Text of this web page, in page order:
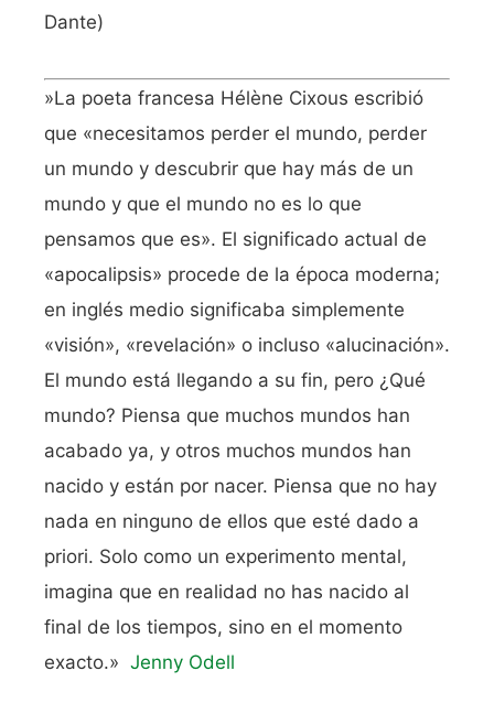
Dante)
»La poeta francesa Hélène Cixous escribió
que «necesitamos perder el mundo, perder
un mundo y descubrir que hay más de un
mundo y que el mundo no es lo que
pensamos que es». El significado actual de
«apocalipsis» procede de la época moderna;
en inglés medio significaba simplemente
«visión», «revelación» o incluso «alucinación».
El mundo está llegando a su fin, pero ¿Qué
mundo? Piensa que muchos mundos han
acabado ya, y otros muchos mundos han
nacido y están por nacer. Piensa que no hay
nada en ninguno de ellos que esté dado a
priori. Solo como un experimento mental,
imagina que en realidad no has nacido al
final de los tiempos, sino en el momento
exacto.» Jenny Odell